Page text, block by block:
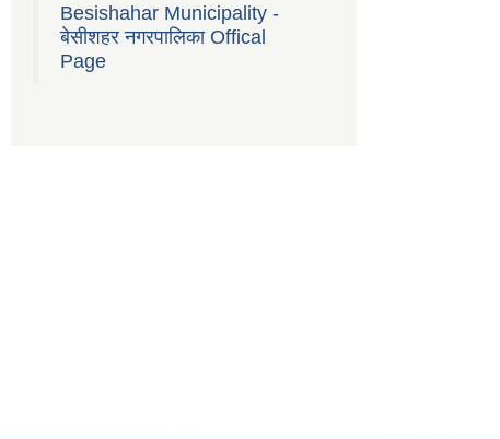
Besishahar Municipality -
बेसीशहर नगरपालिका Offical
Page